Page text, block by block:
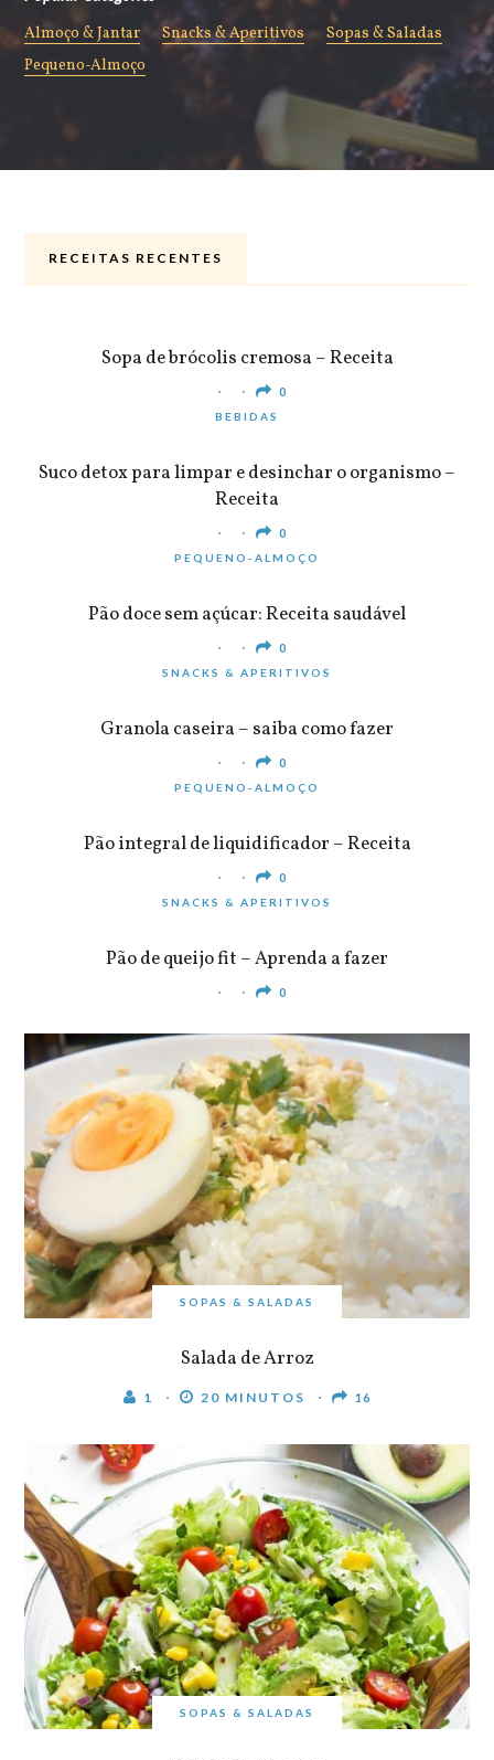
Almoço & Jantar Snacks & Aperitivos
Sopas & Saladas
Pequeno-Almoço
RECEITAS RECENTES
Sopa de brócolis cremosa – Receita
0
BEBIDAS
Suco detox para limpar e desinchar o organismo –
Receita
0
PEQUENO-ALMOÇO
Pão doce sem açúcar: Receita saudável
0
SNACKS & APERITIVOS
Granola caseira – saiba como fazer
0
PEQUENO-ALMOÇO
Pão integral de liquidificador – Receita
0
SNACKS & APERITIVOS
Pão de queijo fit – Aprenda a fazer
0
SOPAS & SALADAS
Salada de Arroz
1 20 MINUTOS 16
SOPAS & SALADAS